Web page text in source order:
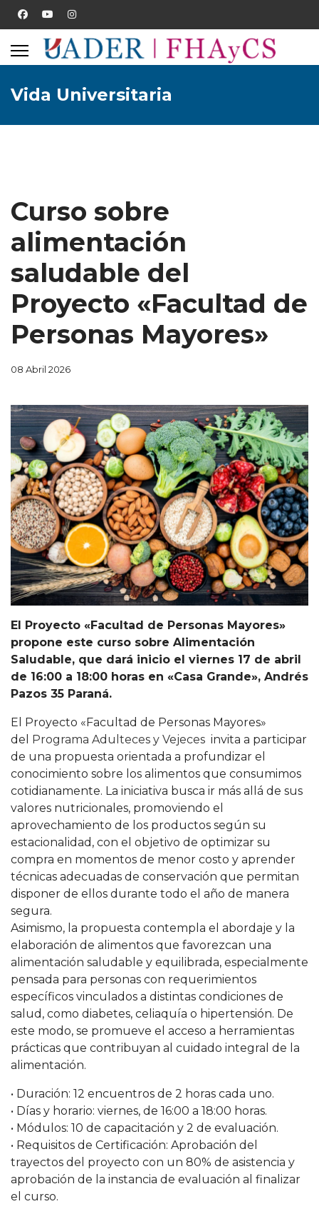
Vida Universitaria
Curso sobre
alimentación
saludable del
Proyecto «Facultad de
Personas Mayores»
08 Abril 2026
El Proyecto «Facultad de Personas Mayores»
propone este curso sobre Alimentación
Saludable, que dará inicio el viernes 17 de abril
de 16:00 a 18:00 horas en «Casa Grande», Andrés
Pazos 35 Paraná.
El Proyecto «Facultad de Personas Mayores»
del Programa Adulteces y Vejeces invita a participar
de una propuesta orientada a profundizar el
conocimiento sobre los alimentos que consumimos
cotidianamente. La iniciativa busca ir más allá de sus
valores nutricionales, promoviendo el
aprovechamiento de los productos según su
estacionalidad, con el objetivo de optimizar su
compra en momentos de menor costo y aprender
técnicas adecuadas de conservación que permitan
disponer de ellos durante todo el año de manera
segura.
Asimismo, la propuesta contempla el abordaje y la
elaboración de alimentos que favorezcan una
alimentación saludable y equilibrada, especialmente
pensada para personas con requerimientos
específicos vinculados a distintas condiciones de
salud, como diabetes, celiaquía o hipertensión. De
este modo, se promueve el acceso a herramientas
prácticas que contribuyan al cuidado integral de la
alimentación.
• Duración: 12 encuentros de 2 horas cada uno.
• Días y horario: viernes, de 16:00 a 18:00 horas.
• Módulos: 10 de capacitación y 2 de evaluación.
• Requisitos de Certificación: Aprobación del
trayectos del proyecto con un 80% de asistencia y
aprobación de la instancia de evaluación al finalizar
el curso.